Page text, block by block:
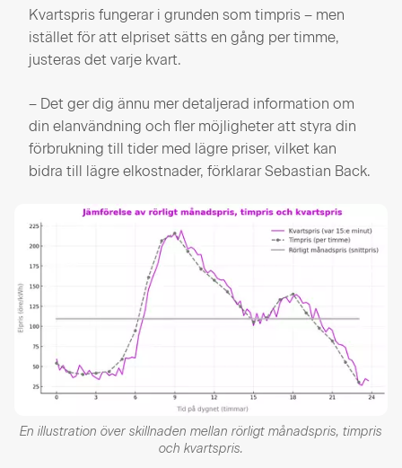
Kvartspris fungerar i grunden som timpris – men
istället för att elpriset sätts en gång per timme,
justeras det varje kvart.
– Det ger dig ännu mer detaljerad information om
din elanvändning och fler möjligheter att styra din
förbrukning till tider med lägre priser, vilket kan
bidra till lägre elkostnader, förklarar Sebastian Back.
En illustration över skillnaden mellan rörligt månadspris, timpris
och kvartspris.